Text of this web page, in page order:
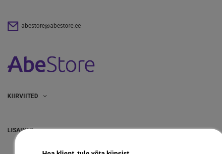
abestore@abestore.ee
KIIRVIITED
LISAINFO